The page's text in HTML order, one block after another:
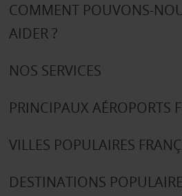
COMMENT POUVONS-
AIDER ?
NOS SERVICES
PRINCIPAUX AÉROPORTS
VILLES POPULAIRES
DESTINATIONS